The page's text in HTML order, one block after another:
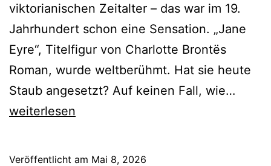
viktorianischen Zeitalter – das war im 19.
Jahrhundert schon eine Sensation. „Jane
Eyre“, Titelfigur von Charlotte Brontës
Roman, wurde weltberühmt. Hat sie heute
Staub angesetzt? Auf keinen Fall, wie…
weiterlesen
Veröffentlicht am Mai 8, 2026